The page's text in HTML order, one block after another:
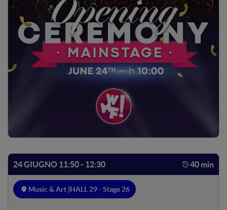
24 GIUGNO 11:50 - 12:30 40 min
Music & Art | HALL 29 - Stage 26